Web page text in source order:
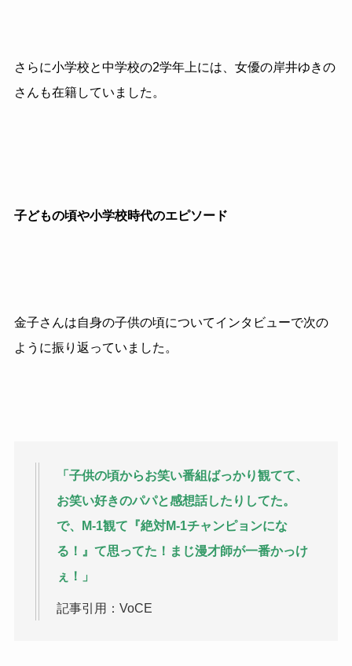
さらに小学校と中学校の2学年上には、女優の岸井ゆきの
さんも在籍していました。
子どもの頃や小学校時代のエピソード
金子さんは自身の子供の頃についてインタビューで次の
ように振り返っていました。
「子供の頃からお笑い番組ばっかり観てて、
お笑い好きのパパと感想話したりしてた。
で、M-1観て『絶対M-1チャンピョンにな
る！』て思ってた！まじ漫才師が一番かっけ
ぇ！」
記事引用：VoCE